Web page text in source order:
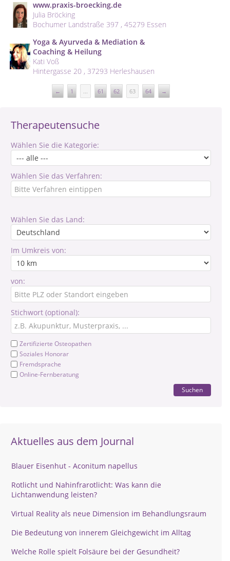
Therapeutensuche
Wählen Sie die Kategorie:
Wählen Sie das Verfahren:
Wählen Sie das Land:
Im Umkreis von:
von:
Stichwort (optional):
Zertifizierte Osteopathen
Soziales Honorar
Fremdsprache
Online-Fernberatung
Suchen
Aktuelles aus dem Journal
Blauer Eisenhut - Aconitum napellus
Rotlicht und Nahinfrarotlicht: Was kann die
Lichtanwendung leisten?
Virtual Reality als neue Dimension im Behandlungsraum
Die Bedeutung von innerem Gleichgewicht im Alltag
Welche Rolle spielt Folsäure bei der Gesundheit?
www.praxis-broecking.de
Julia Bröcking
Bochumer Landstraße 397 , 45279 Essen
Yoga & Ayurveda & Mediation &
Coaching & Heilung
Kati Voß
Hintergasse 20 , 37293 Herleshausen
← 1 ... 61 62 63 64 →